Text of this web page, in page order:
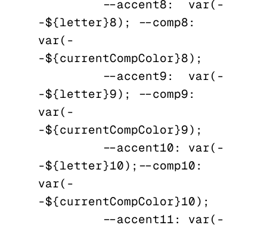
          --accent8:  var(-
-${letter}8);  --comp8:
var(-
-${currentCompColor}8);
          --accent9:  var(-
-${letter}9);  --comp9:
var(-
-${currentCompColor}9);
          --accent10: var(-
-${letter}10); --comp10:
var(-
-${currentCompColor}10);
          --accent11: var(-